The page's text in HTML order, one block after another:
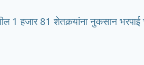
1 हजार 81 शेतकर्‍यांना नुकसान भरपाई